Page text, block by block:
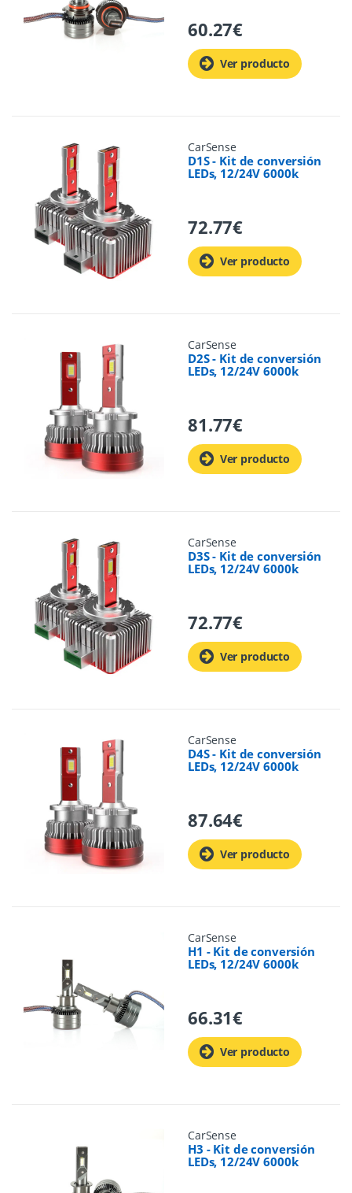
60.27€
Ver producto
CarSense
D1S - Kit de conversión
LEDs, 12/24V 6000k
72.77€
Ver producto
CarSense
D2S - Kit de conversión
LEDs, 12/24V 6000k
81.77€
Ver producto
CarSense
D3S - Kit de conversión
LEDs, 12/24V 6000k
72.77€
Ver producto
CarSense
D4S - Kit de conversión
LEDs, 12/24V 6000k
87.64€
Ver producto
CarSense
H1 - Kit de conversión
LEDs, 12/24V 6000k
66.31€
Ver producto
CarSense
H3 - Kit de conversión
LEDs, 12/24V 6000k